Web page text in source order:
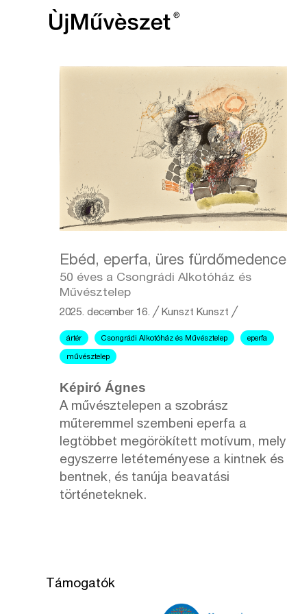
Ebéd, eperfa, üres fürdőmedence
50 éves a Csongrádi Alkotóház és
Művésztelep
2025. december 16. ╱ Kunszt Kunszt ╱
ártér Csongrádi Alkotóház és Művésztelep eperfa
művésztelep
Képiró Ágnes
A művésztelepen a szobrász
műteremmel szembeni eperfa a
legtöbbet megörökített motívum, mely
egyszerre letéteményese a kintnek és
bentnek, és tanúja beavatási
történeteknek.
Támogatók